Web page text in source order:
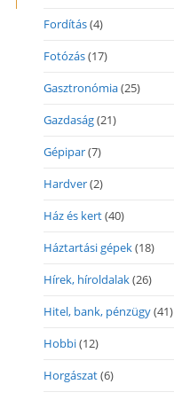
Fordítás(4)
Fotózás(17)
Gasztronómia(25)
Gazdaság(21)
Gépipar(7)
Hardver(2)
Ház és kert(40)
Háztartási gépek(18)
Hírek, híroldalak(26)
Hitel, bank, pénzügy(41)
Hobbi(12)
Horgászat(6)